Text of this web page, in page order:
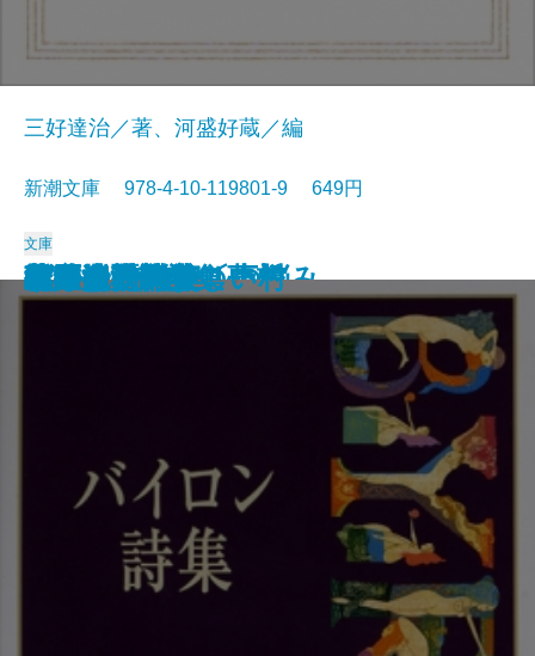
孤独な散歩者の夢想
ゲーテ詩集
脂肪の塊・テリエ館
パルムの僧院〔下〕
巴里の憂鬱
若きウェルテルの悩み
ハイネ詩集
女の一生
パルムの僧院〔上〕
三好達治詩集
三好達治／著、河盛好蔵／編
新潮文庫 978-4-10-119801-9 649円
文庫
バイロン詩集
春琴抄
風立ちぬ・美しい村
ヴィヨンの妻
北原白秋詩集
萩原朔太郎詩集
ヘッセ詩集
春の嵐
椿姫
春